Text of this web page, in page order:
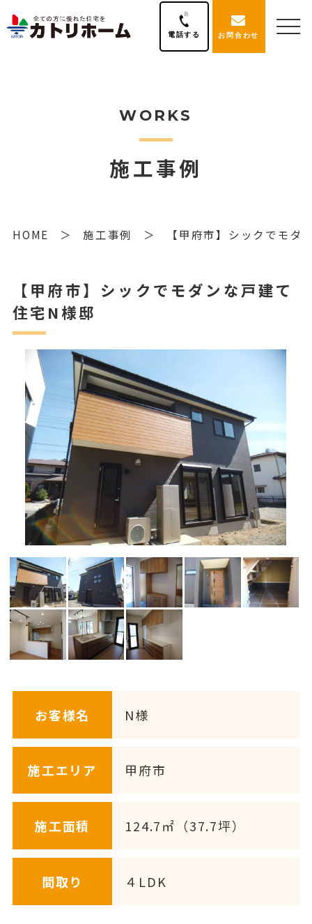
電話する お問合わせ
WORKS
施工事例
HOME 施工事例 【甲府市】シックでモダ
【甲府市】シックでモダンな戸建て
住宅N様邸
お客様名 N様
施工エリア 甲府市
施工面積 124.7㎡（37.7坪）
間取り ４LDK